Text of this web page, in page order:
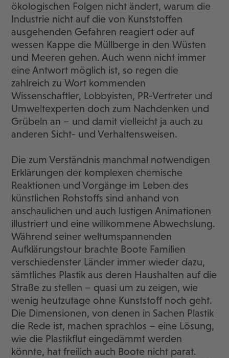
ökologischen Folgen nicht ändert, warum die
Industrie nicht auf die von Kunststoffen
ausgehenden Gefahren reagiert oder auf
wessen Kappe die Müllberge in den Wüsten
und Meeren gehen. Auch wenn nicht immer
eine Antwort möglich ist, so regen die
zahlreich zu Wort kommenden
Wissenschaftler, Lobbyisten, PR-Vertreter und
Umweltexperten doch zum Nachdenken und
Grübeln an – und damit vielleicht ja auch zu
anderen Sicht- und Verhaltensweisen.
Die zum Verständnis manchmal notwendigen
Erklärungen der komplexen chemische
Reaktionen und Vorgänge im Leben des
künstlichen Rohstoffs sind anhand von
anschaulichen und auch lustigen Animationen
illustriert und eine willkommene Abwechslung.
Während seiner weltumspannenden
Aufklärungstour brachte Boote Familien
verschiedenster Länder immer wieder dazu,
sämtliches Plastik aus deren Haushalten auf die
Straße zu stellen – quasi um zu zeigen, wie
wenig heutzutage ohne Kunststoff noch geht.
Die Dimensionen, von denen in Sachen Plastik
die Rede ist, machen sprachlos – eine Lösung,
wie die Plastikflut eingedämmt werden
könnte, hat freilich auch Boote nicht parat.